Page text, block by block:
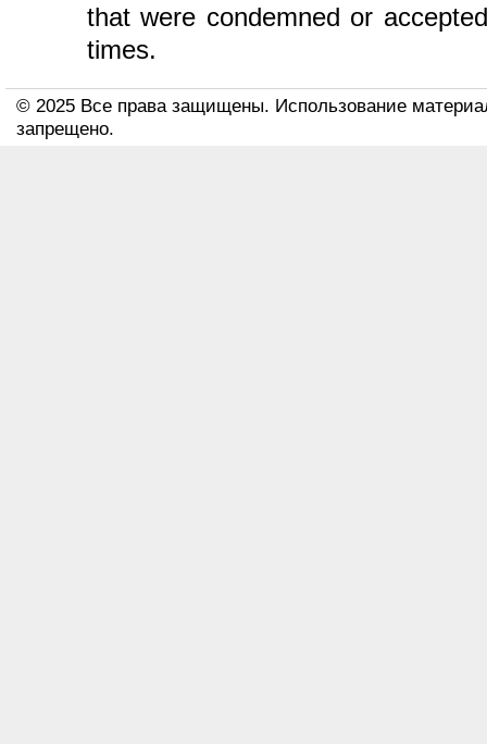
that were condemned or
times.
© 2025 Все права защищены. Использование
запрещено.